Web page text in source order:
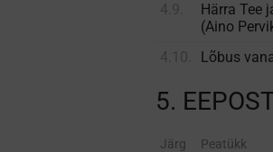
Härra Tee
(Aino
Lõbus
5.
Järg Peatükk